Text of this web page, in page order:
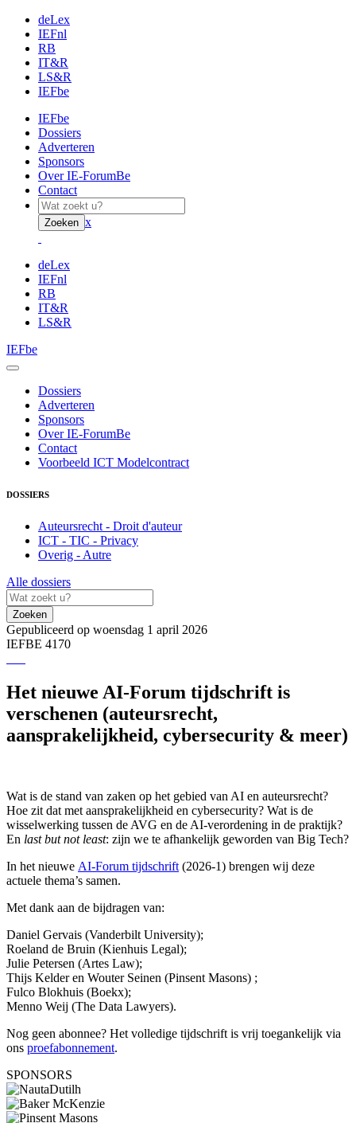
deLex
IEFnl
RB
IT&R
LS&R
IEFbe
IEFbe
Dossiers
Adverteren
Sponsors
Over IE-ForumBe
Contact
Zoeken x
deLex
IEFnl
RB
IT&R
LS&R
IEFbe
Dossiers
Adverteren
Sponsors
Over IE-ForumBe
Contact
Voorbeeld ICT Modelcontract
DOSSIERS
Auteursrecht - Droit d'auteur
ICT - TIC - Privacy
Overig - Autre
Alle dossiers
Zoeken
Gepubliceerd op woensdag 1 april 2026
IEFBE 4170
Het nieuwe AI-Forum tijdschrift is
verschenen (auteursrecht,
aansprakelijkheid, cybersecurity & meer)
Wat is de stand van zaken op het gebied van AI en auteursrecht?
Hoe zit dat met aansprakelijkheid en cybersecurity? Wat is de
wisselwerking tussen de AVG en de AI-verordening in de praktijk?
En last but not least: zijn we te afhankelijk geworden van Big Tech?
In het nieuwe AI-Forum tijdschrift (2026-1) brengen wij deze
actuele thema’s samen.
Met dank aan de bijdragen van:
Daniel Gervais (Vanderbilt University);
Roeland de Bruin (Kienhuis Legal);
Julie Petersen (Artes Law);
Thijs Kelder en Wouter Seinen (Pinsent Masons) ;
Fulco Blokhuis (Boekx);
Menno Weij (The Data Lawyers).
Nog geen abonnee? Het volledige tijdschrift is vrij toegankelijk via
ons proefabonnement.
SPONSORS